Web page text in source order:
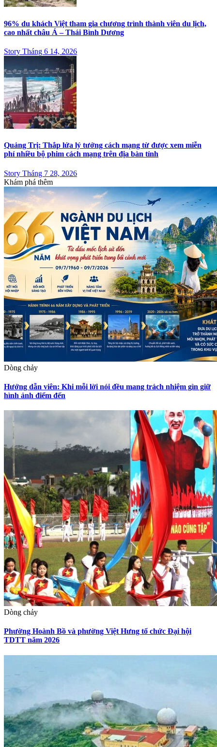
96% du khách Việt tham gia chương trình thành viên du lịch,
cao nhất châu Á – Thái Bình Dương
Story Tháng 6 14, 2026
Quảng Trị: Thắp lửa lý tưởng cách mạng từ được xem miễn
phí nhiều bộ phim cách mạng trên địa bàn tỉnh
Story Tháng 7 28, 2026
Khám phá thêm
Dòng chảy
Hướng dẫn viên: Khi mỗi lời nói đều mang trách nhiệm gìn giữ
hình ảnh điểm đến
Dòng chảy
Phường Hoành Bồ và phường Việt Hưng tổ chức Đại hội
TDTT năm 2026